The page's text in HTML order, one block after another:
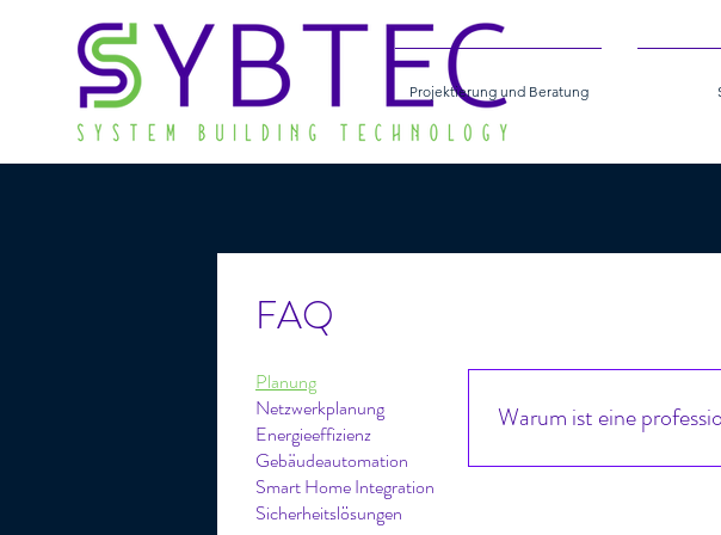
Projektierung und Beratung
FAQ
Planung
Netzwerkplanung
Energieeffizienz
Gebäudeautomation
Smart Home Integration
Sicherheitslösungen
Warum ist eine